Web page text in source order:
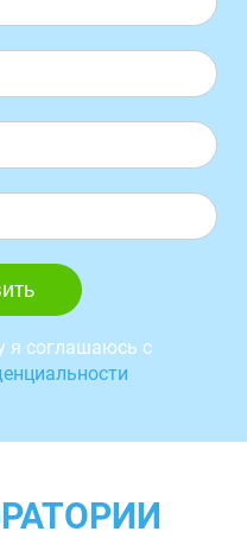
я соглашаюсь с